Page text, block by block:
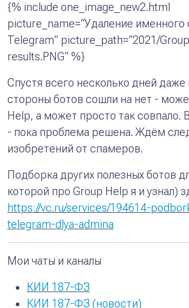
{% include one_image_new2.html
picture_name=“Удаление именного
Telegram” picture_path=“2021/
results.PNG” %}
Спустя всего несколько дней даже
стороны ботов сошли на нет -
Help, а может просто так совпало.
- пока проблема решена. Ждём
изобретений от спамеров.
Подборка других полезных ботов
которой про Group Help я и узнал)
https://vc.ru/services/194614-
telegram-dlya-admina
Мои чаты и каналы
КИИ 187-ФЗ
КИИ 187-ФЗ (новости)